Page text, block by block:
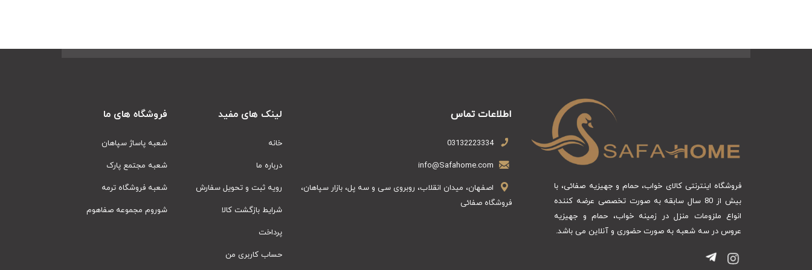
فروشگاه اینترنتی کالای خواب، حمام و جهیزیه صفائی، با
بیش از 80 سال سابقه به صورت تخصصی عرضه کننده
انواع ملزومات منزل در زمینه خواب، حمام و جهیزیه
عروس در سه شعبه به صورت حضوری و آنلاین می باشد.
اطلاعات تماس
03132223334
info@Safahome.com
اصفهان، میدان انقلاب، روبروی سی و سه پل، بازار سپاهان،
فروشگاه صفائی
لینک های مفید
خانه
درباره ما
رویه ثبت و تحویل سفارش
شرایط بازگشت کالا
پرداخت
حساب کاربری من
فروشگاه های ما
شعبه پاساژ سپاهان
شعبه مجتمع پارک
شعبه فروشگاه ترمه
شوروم مجموعه صفاهوم